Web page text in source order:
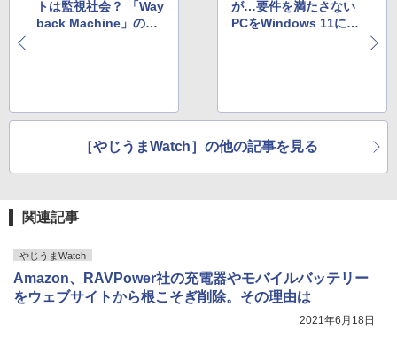
トは監視社会？ 「Way
back Machine」のパ
が…要件を満たさない
PCをWindows 11にア
［やじうまWatch］の他の記事を見る
関連記事
やじうまWatch
Amazon、RAVPower社の充電器やモバイルバッテリー
をウェブサイトから根こそぎ削除。その理由は
2021年6月18日